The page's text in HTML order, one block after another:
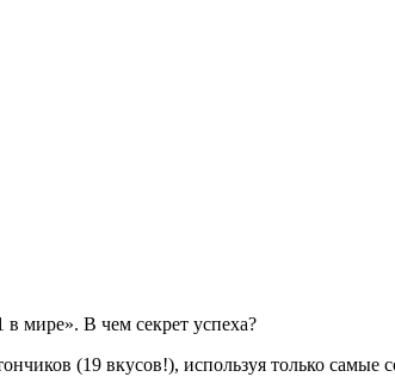
мире». В чем секрет успеха?
(19 вкусов!), используя только